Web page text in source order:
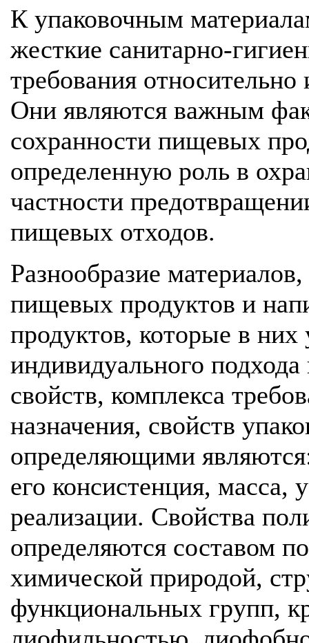
К упаковочным
жесткие санитарно-
требования относительно
Они являются важным
сохранности пищевых
определенную роль в
частности
пищевых отходов.
Разнообразие
пищевых продуктов и
продуктов, которые в них
индивидуального
свойств, комплекса
назначения, свойств
определяющими
его консистенция, масса,
реализации. Свойства
определяются составом
химической природой,
функциональных групп,